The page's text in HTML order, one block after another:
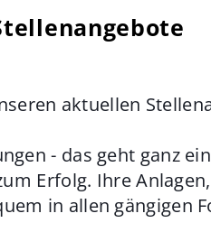
aktuellen
- das geht ganz
Erfolg. Ihre
in allen gängigen